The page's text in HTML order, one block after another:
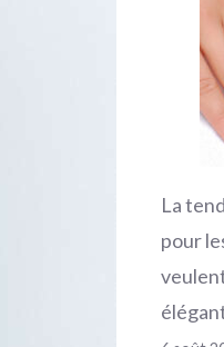
La
pour